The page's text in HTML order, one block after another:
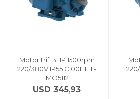
Motor trif. 3HP 1500rpm
220/380V IP55 C100L IE1 -
MO5112
USD 345,93